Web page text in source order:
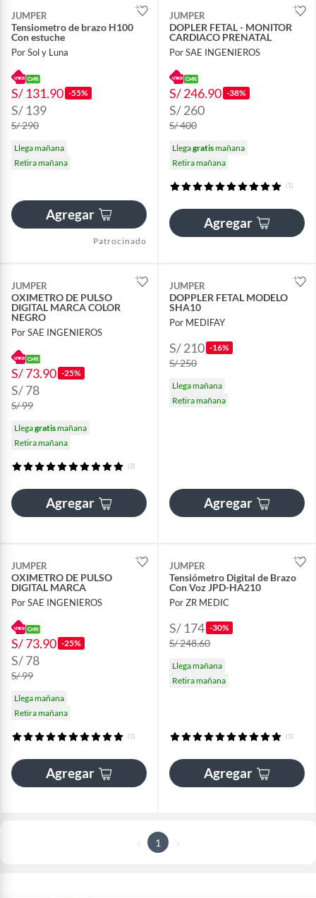
JUMPER
Tensiometro de brazo H100
Con estuche
Por Sol y Luna
S/ 131.90 -55%
S/ 139
S/ 290
Llega mañana
Retira mañana
Agregar
Patrocinado
JUMPER
DOPLER FETAL - MONITOR
CARDIACO PRENATAL
Por SAE INGENIEROS
S/ 246.90 -38%
S/ 260
S/ 400
Llegagratismañana
Retira mañana
(1)
Agregar
JUMPER
OXIMETRO DE PULSO
DIGITAL MARCA COLOR
NEGRO
Por SAE INGENIEROS
S/ 73.90 -25%
S/ 78
S/ 99
Llegagratismañana
Retira mañana
(2)
Agregar
JUMPER
DOPPLER FETAL MODELO
SHA10
Por MEDIFAY
S/ 210 -16%
S/ 250
Llega mañana
Retira mañana
Agregar
JUMPER
OXIMETRO DE PULSO
DIGITAL MARCA
Por SAE INGENIEROS
S/ 73.90 -25%
S/ 78
S/ 99
Llega mañana
Retira mañana
(1)
Agregar
JUMPER
Tensiómetro Digital de Brazo
Con Voz JPD-HA210
Por ZR MEDIC
S/ 174 -30%
S/ 248.60
Llega mañana
Retira mañana
(1)
Agregar
1